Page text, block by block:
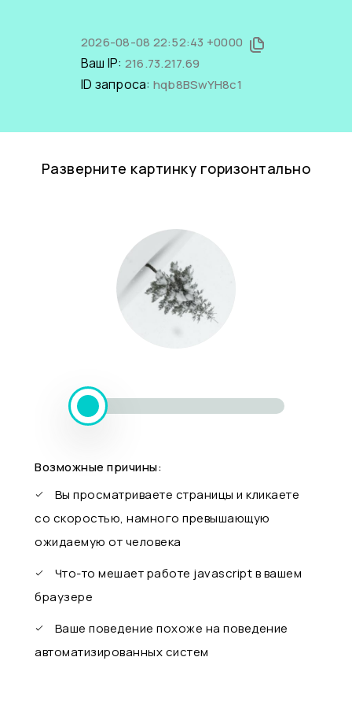
2026-08-08 22:52:43 +0000
Ваш IP: 216.73.217.69
ID запроса: hqb8BSwYH8c1
Разверните картинку горизонтально
Возможные причины:
Вы просматриваете страницы и кликаете
со скоростью, намного превышающую
ожидаемую от человека
Что-то мешает работе javascript в вашем
браузере
Ваше поведение похоже на поведение
автоматизированных систем